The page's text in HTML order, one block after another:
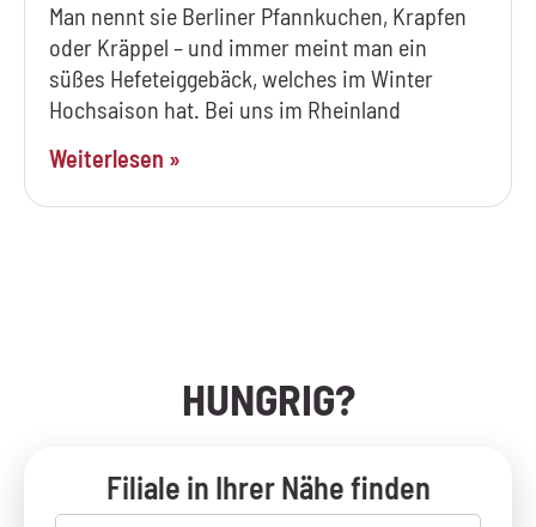
Man nennt sie Berliner Pfannkuchen, Krapfen
oder Kräppel – und immer meint man ein
süßes Hefeteiggebäck, welches im Winter
Hochsaison hat. Bei uns im Rheinland
Weiterlesen »
HUNGRIG?
Filiale in Ihrer Nähe finden